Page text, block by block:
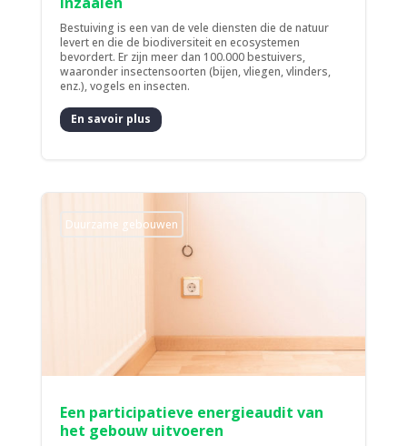
Bestuiving is een van de vele diensten die de natuur
levert en die de biodiversiteit en ecosystemen
bevordert. Er zijn meer dan 100.000 bestuivers,
waaronder insectensoorten (bijen, vliegen, vlinders,
enz.), vogels en insecten.
En savoir plus
Duurzame gebouwen
Een participatieve energieaudit van
het gebouw uitvoeren